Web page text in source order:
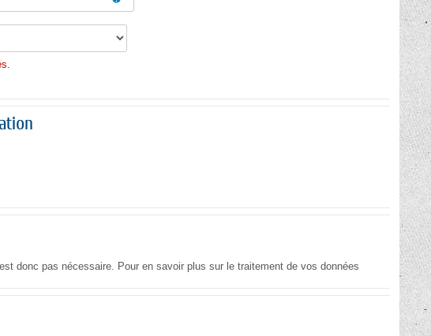
donc pas nécessaire. Pour en savoir plus sur le traitement de vos données